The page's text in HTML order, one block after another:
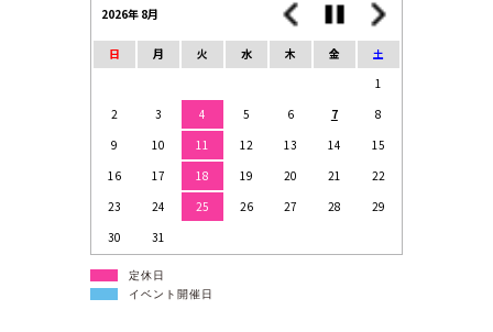
2026年 8月
日 月 火 水 木 金
土
1
2
3 4 5 6 7
8
9
10 11 12 13 14
15
16
17 18 19 20 21
22
23
24 25 26 27 28
29
30
31
定休日
イベント開催日